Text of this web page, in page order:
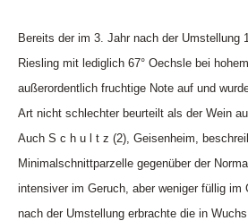
Bereits der im 3. Jahr nach der Umstellung
Riesling mit lediglich 67° Oechsle bei
außerordentlich fruchtige Note auf und
Art nicht schlechter beurteilt als der Wein
Auch S c h u l t z (2), Geisenheim,
Minimalschnittparzelle gegenüber der
intensiver im Geruch, aber weniger füllig
nach der Umstellung erbrachte die in